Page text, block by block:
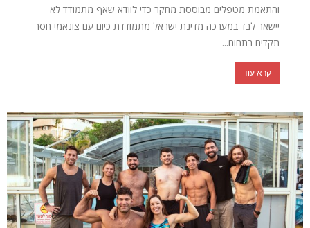
והתאמת מטפלים מבוססת מחקר כדי לוודא שאף מתמודד לא
יישאר לבד במערכה מדינת ישראל מתמודדת כיום עם צונאמי חסר
תקדים בתחום...
קרא עוד